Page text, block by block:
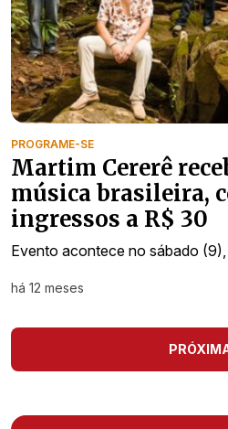
PROGRAME-SE
Martim Cererê
música brasileira,
ingressos a R$ 30
Evento acontece no sábado
há 12 meses